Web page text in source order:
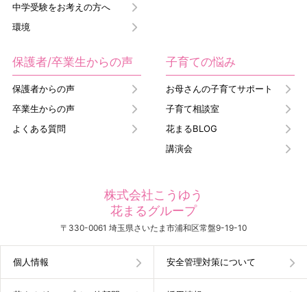
中学受験をお考えの方へ
環境
保護者/卒業生からの声
保護者からの声
卒業生からの声
よくある質問
子育ての悩み
お母さんの子育てサポート
子育て相談室
花まるBLOG
講演会
株式会社こうゆう
花まるグループ
〒330-0061 埼玉県さいたま市浦和区常盤9-19-10
個人情報 安全管理対策について